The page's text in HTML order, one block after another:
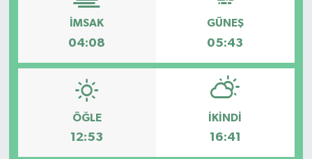
İMSAK
04:08
GÜNEŞ
05:43
ÖĞLE
12:53
İKINDI
16:41
Kültür & Sanat